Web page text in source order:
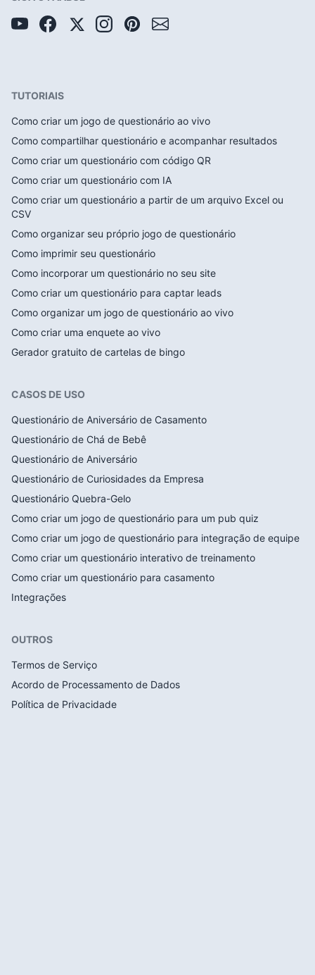
TUTORIAIS
Como criar um jogo de questionário ao vivo
Como compartilhar questionário e acompanhar resultados
Como criar um questionário com código QR
Como criar um questionário com IA
Como criar um questionário a partir de um arquivo Excel ou
CSV
Como organizar seu próprio jogo de questionário
Como imprimir seu questionário
Como incorporar um questionário no seu site
Como criar um questionário para captar leads
Como organizar um jogo de questionário ao vivo
Como criar uma enquete ao vivo
Gerador gratuito de cartelas de bingo
CASOS DE USO
Questionário de Aniversário de Casamento
Questionário de Chá de Bebê
Questionário de Aniversário
Questionário de Curiosidades da Empresa
Questionário Quebra-Gelo
Como criar um jogo de questionário para um pub quiz
Como criar um jogo de questionário para integração de equipe
Como criar um questionário interativo de treinamento
Como criar um questionário para casamento
Integrações
OUTROS
Termos de Serviço
Acordo de Processamento de Dados
Política de Privacidade